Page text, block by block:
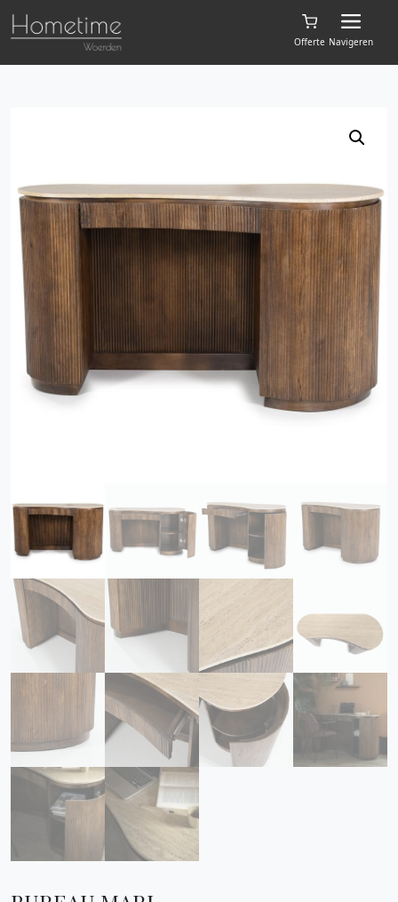
Offerte Navigeren